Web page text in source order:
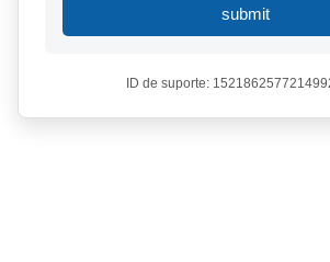
submit
ID de suporte: